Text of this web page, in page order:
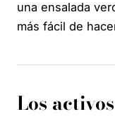
una ensalada
más fácil de
Los